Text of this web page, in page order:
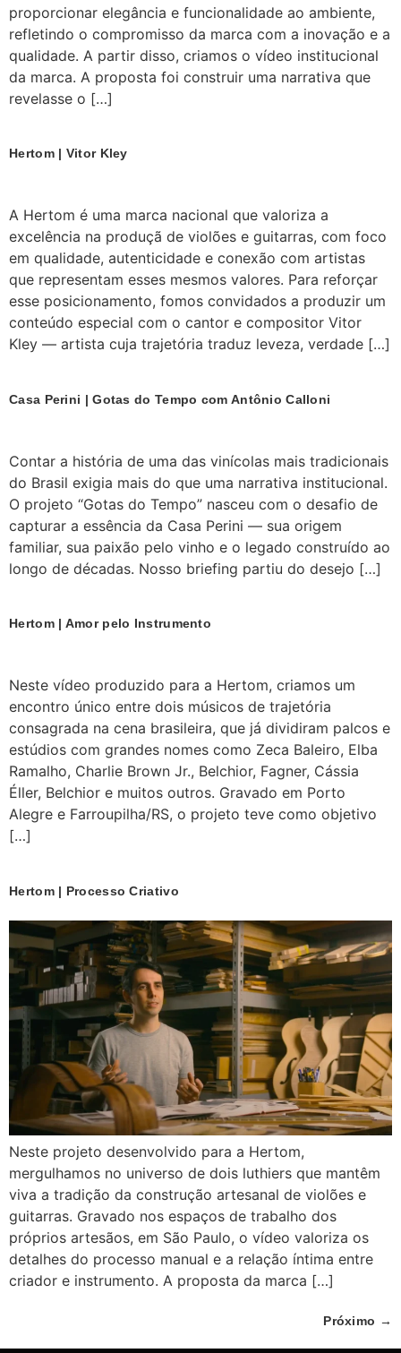
proporcionar elegância e funcionalidade ao ambiente,
refletindo o compromisso da marca com a inovação e a
qualidade. A partir disso, criamos o vídeo institucional
da marca. A proposta foi construir uma narrativa que
revelasse o […]
Hertom | Vitor Kley
A Hertom é uma marca nacional que valoriza a
excelência na produçã de violões e guitarras, com foco
em qualidade, autenticidade e conexão com artistas
que representam esses mesmos valores. Para reforçar
esse posicionamento, fomos convidados a produzir um
conteúdo especial com o cantor e compositor Vitor
Kley — artista cuja trajetória traduz leveza, verdade […]
Casa Perini | Gotas do Tempo com Antônio Calloni
Contar a história de uma das vinícolas mais tradicionais
do Brasil exigia mais do que uma narrativa institucional.
O projeto “Gotas do Tempo” nasceu com o desafio de
capturar a essência da Casa Perini — sua origem
familiar, sua paixão pelo vinho e o legado construído ao
longo de décadas. Nosso briefing partiu do desejo […]
Hertom | Amor pelo Instrumento
Neste vídeo produzido para a Hertom, criamos um
encontro único entre dois músicos de trajetória
consagrada na cena brasileira, que já dividiram palcos e
estúdios com grandes nomes como Zeca Baleiro, Elba
Ramalho, Charlie Brown Jr., Belchior, Fagner, Cássia
Éller, Belchior e muitos outros. Gravado em Porto
Alegre e Farroupilha/RS, o projeto teve como objetivo
[…]
Hertom | Processo Criativo
Neste projeto desenvolvido para a Hertom,
mergulhamos no universo de dois luthiers que mantêm
viva a tradição da construção artesanal de violões e
guitarras. Gravado nos espaços de trabalho dos
próprios artesãos, em São Paulo, o vídeo valoriza os
detalhes do processo manual e a relação íntima entre
criador e instrumento. A proposta da marca […]
Próximo →